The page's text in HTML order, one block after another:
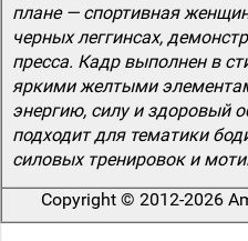
плане — спортивная
черных леггинсах,
пресса. Кадр выполнен в
яркими желтыми
энергию, силу и здоровый
подходит для тематики
силовых тренировок и
Copyright © 2012-2026